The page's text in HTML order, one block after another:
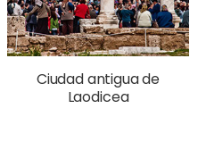
Ciudad antigua de
Laodicea